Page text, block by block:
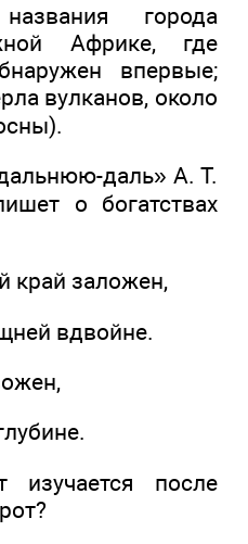
города
Африке, где
впервые;
вулканов, около
даль» А. Т.
о богатствах
край заложен,
вдвойне.
после